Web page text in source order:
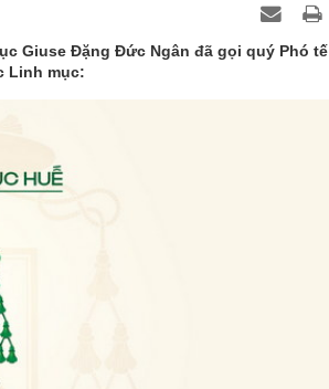
Giuse Đặng Đức Ngân đã gọi quý Phó tế
Linh mục: